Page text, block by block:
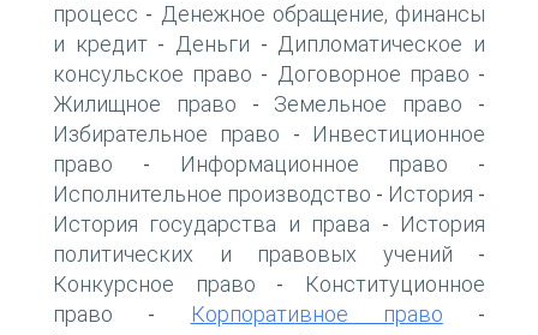
процесс - Денежное обращение, финансы
и кредит- Деньги - Дипломатическое и
консульское право - Договорное право -
Жилищное право - Земельное право -
Избирательное право -
Инвестиционное
право - Информационное право -
Исполнительное производство - История -
История государства и права -
История
политических и правовых учений -
Конкурсное право -
Конституционное
право - Корпоративное право -